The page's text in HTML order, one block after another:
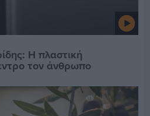
Η πλαστική
τον άνθρωπο